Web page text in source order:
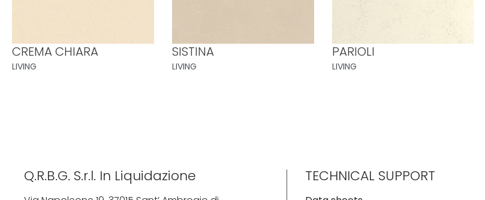
CREMA CHIARA
LIVING
SISTINA
LIVING
PARIOLI
LIVING
Q.R.B.G. S.r.l. In Liquidazione TECHNICAL SUPPORT